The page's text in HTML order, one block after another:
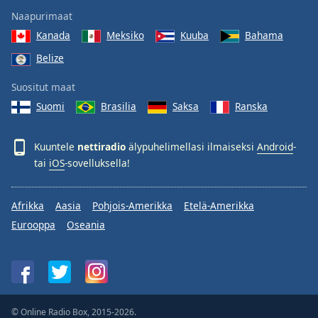
Naapurimaat
Kanada
Meksiko Kuuba
Bahama
Belize
Suositut maat
Suomi
Brasilia Saksa Ranska
Kuuntele nettiradio älypuhelimellasi ilmaiseksi Android-
tai iOS-sovelluksella!
Afrikka Aasia Pohjois-Amerikka
Etelä-Amerikka
Eurooppa
Oseania
© Online Radio Box, 2015-2026.